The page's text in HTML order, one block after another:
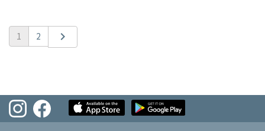
1 2 chevron_right